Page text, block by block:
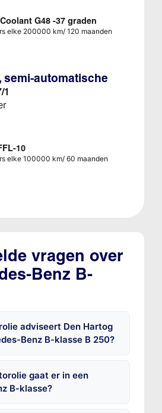
G48 -37 graden
elke 200000 km/ 120 maanden
semi-automatische
1
10
elke 100000 km/ 60 maanden
vragen over
Benz B-
adviseert Den Hartog
Benz B-klasse B 250?
gaat er in een
B-klasse?